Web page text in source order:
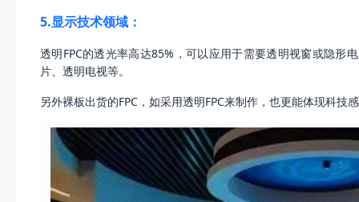
5.显示技术领域：
透明FPC的透光率高达85%，可以应用于需要透明视窗或隐形
片、透明电视等。
另外裸板出货的FPC，如采用透明FPC来制作，也更能体现科技